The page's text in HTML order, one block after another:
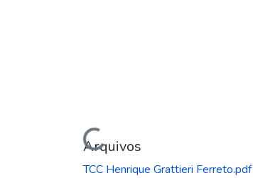
Carregando...Arquivos
TCC Henrique Grattieri Ferreto.pdf